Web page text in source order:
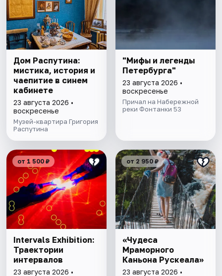
Дом Распутина:
мистика, история и
чаепитие в синем
кабинете
23 августа 2026 •
воскресенье
Музей-квартира Григория
Распутина
"Мифы и легенды
Петербурга"
23 августа 2026 •
воскресенье
Причал на Набережной
реки Фонтанки 53
от 1 500 ₽
Intervals Exhibition:
Траектории
интервалов
23 августа 2026 •
от 2 950 ₽
«Чудеса
Мраморного
Каньона Рускеала»
23 августа 2026 •